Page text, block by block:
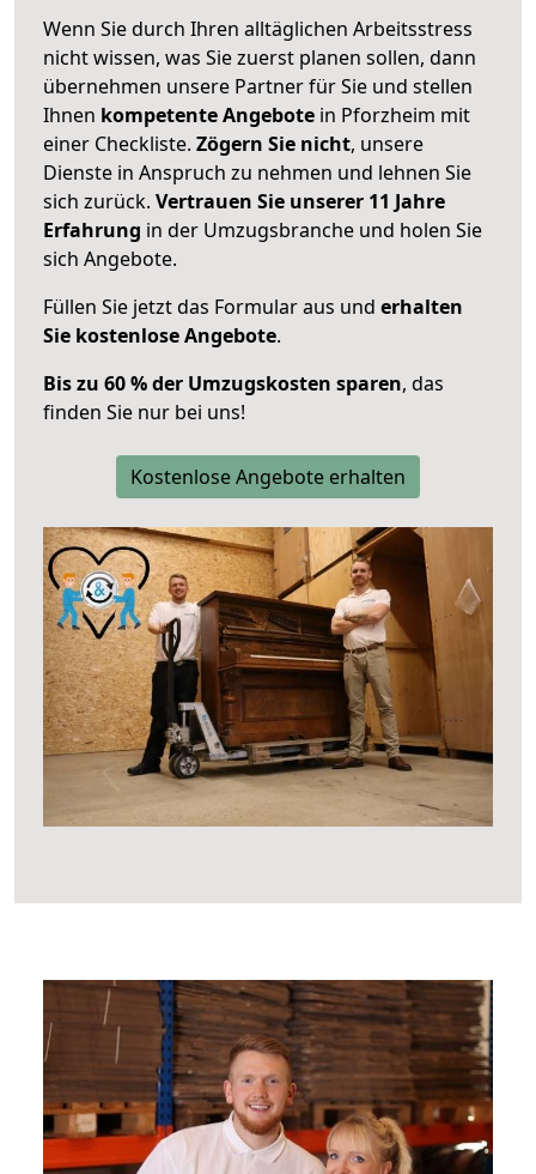
Wenn Sie durch Ihren alltäglichen Arbeitsstress
nicht wissen, was Sie zuerst planen sollen, dann
übernehmen unsere Partner für Sie und stellen
Ihnen kompetente Angebote in Pforzheim mit
einer Checkliste. Zögern Sie nicht, unsere
Dienste in Anspruch zu nehmen und lehnen Sie
sich zurück. Vertrauen Sie unserer 11 Jahre
Erfahrung in der Umzugsbranche und holen Sie
sich Angebote.
Füllen Sie jetzt das Formular aus und erhalten
Sie kostenlose Angebote.
Bis zu 60 % der Umzugskosten sparen, das
finden Sie nur bei uns!
Kostenlose Angebote erhalten